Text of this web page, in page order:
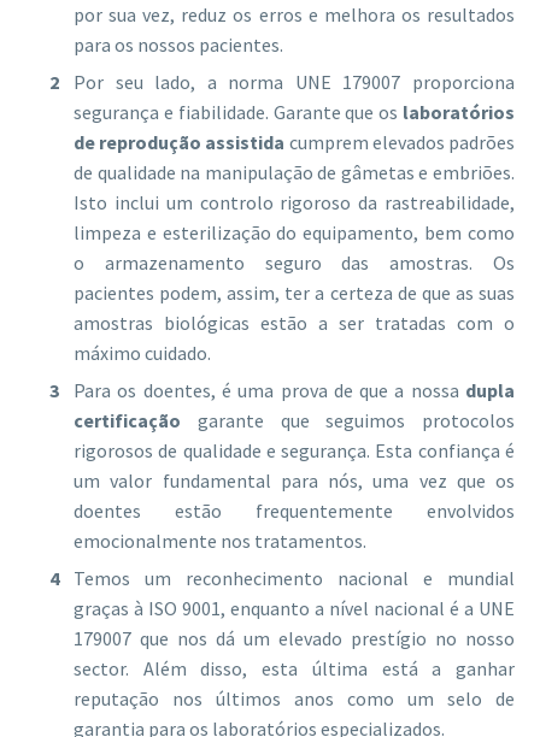
por sua vez, reduz os erros e melhora os resultados
para os nossos pacientes.
Por seu lado, a norma UNE 179007 proporciona
segurança e fiabilidade. Garante que os laboratórios
de reprodução assistida cumprem elevados padrões
de qualidade na manipulação de gâmetas e embriões.
Isto inclui um controlo rigoroso da rastreabilidade,
limpeza e esterilização do equipamento, bem como
o armazenamento seguro das amostras. Os
pacientes podem, assim, ter a certeza de que as suas
amostras biológicas estão a ser tratadas com o
máximo cuidado.
Para os doentes, é uma prova de que a nossa dupla
certificação garante que seguimos protocolos
rigorosos de qualidade e segurança. Esta confiança é
um valor fundamental para nós, uma vez que os
doentes estão frequentemente envolvidos
emocionalmente nos tratamentos.
Temos um reconhecimento nacional e mundial
graças à ISO 9001, enquanto a nível nacional é a UNE
179007 que nos dá um elevado prestígio no nosso
sector. Além disso, esta última está a ganhar
reputação nos últimos anos como um selo de
garantia para os laboratórios especializados.